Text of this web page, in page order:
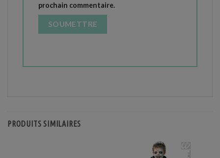
prochain commentaire.
PRODUITS SIMILAIRES